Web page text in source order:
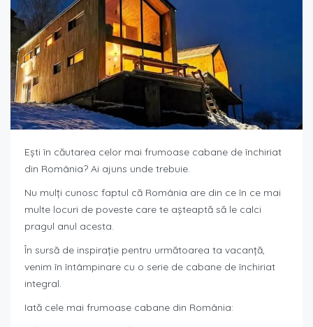
Ești în căutarea celor mai frumoase cabane de închiriat
din România? Ai ajuns unde trebuie.
Nu mulți cunosc faptul că România are din ce în ce mai
multe locuri de poveste care te așteaptă să le calci
pragul anul acesta.
În sursă de inspirație pentru următoarea ta vacanță,
venim în întâmpinare cu o serie de cabane de închiriat
integral.
Iată cele mai frumoase cabane din România: